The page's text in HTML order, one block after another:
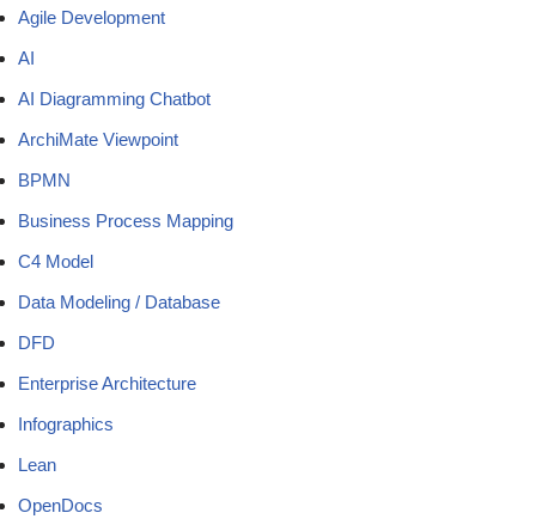
Agile Development
AI
AI Diagramming Chatbot
ArchiMate Viewpoint
BPMN
Business Process Mapping
C4 Model
Data Modeling / Database
DFD
Enterprise Architecture
Infographics
Lean
OpenDocs